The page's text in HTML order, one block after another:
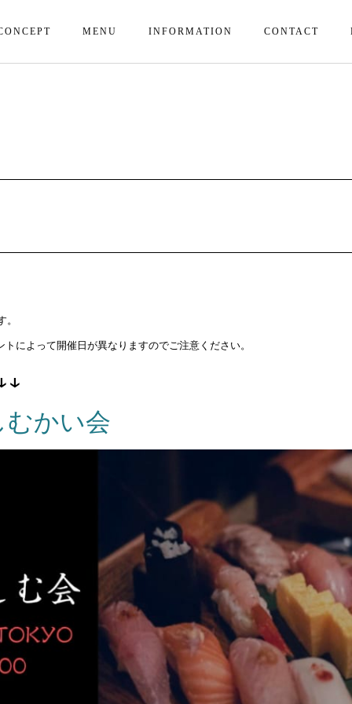
MENU INFORMATION CONTACT
によって開催日が異なりますのでご注意ください。
むかい会